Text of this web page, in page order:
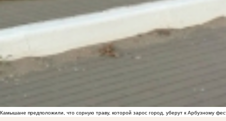
Камышане предположили, что сорную траву, которой зарос город, уберут к Арбузному